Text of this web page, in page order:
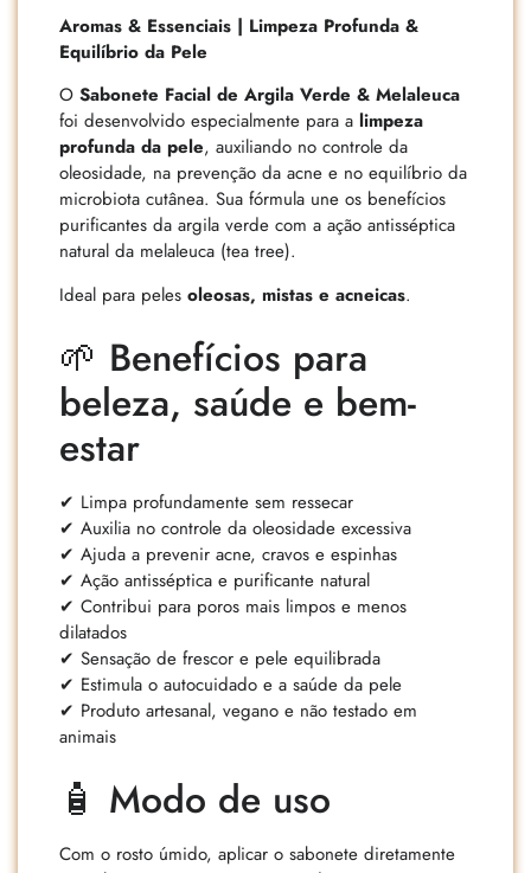
Aromas & Essenciais | Limpeza Profunda &
Equilíbrio da Pele
O Sabonete Facial de Argila Verde & Melaleuca
foi desenvolvido especialmente para a limpeza
profunda da pele, auxiliando no controle da
oleosidade, na prevenção da acne e no equilíbrio da
microbiota cutânea. Sua fórmula une os benefícios
purificantes da argila verde com a ação antisséptica
natural da melaleuca (tea tree).
Ideal para peles oleosas, mistas e acneicas.
🌱 Benefícios para
beleza, saúde e bem-
estar
✔ Limpa profundamente sem ressecar
✔ Auxilia no controle da oleosidade excessiva
✔ Ajuda a prevenir acne, cravos e espinhas
✔ Ação antisséptica e purificante natural
✔ Contribui para poros mais limpos e menos
dilatados
✔ Sensação de frescor e pele equilibrada
✔ Estimula o autocuidado e a saúde da pele
✔ Produto artesanal, vegano e não testado em
animais
🧴 Modo de uso
Com o rosto úmido, aplicar o sabonete diretamente